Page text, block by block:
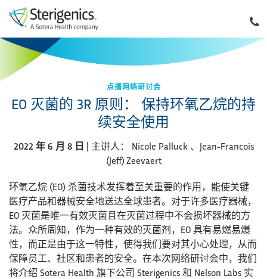
点播网络研讨会
EO 灭菌的 3R 原则： 保持环氧乙烷的持
续安全使用
2022 年 6 月 8 日 | 主讲人： Nicole Palluck 、Jean-Francois
(Jeff) Zeevaert
环氧乙烷 (EO) 杀菌技术发挥着至关重要的作用，能使关键
医疗产品和器械安全地送达全球患者。对于许多医疗器械，
EO 灭菌是唯一有效灭菌且在灭菌过程中不会损坏器械的方
法。众所周知，作为一种有效的灭菌剂，EO 具有易燃易爆
性，而正是由于这一特性，使得我们要对其小心处理，从而
保障员工、社区和患者的安全。在本次网络研讨会中，我们
将介绍 Sotera Health 旗下公司 Sterigenics 和 Nelson Labs 实